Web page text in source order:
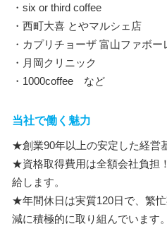
・six or third coffee
・西町大喜 とやマルシェ店
・カプリチョーザ 富山ファボー
・月岡クリニック
・1000coffee など
当社で働く魅力
★創業90年以上の安定した経営
★資格取得費用は全額会社負担
給します。
★年間休日は実質120日で、繁
減に積極的に取り組んでいます。